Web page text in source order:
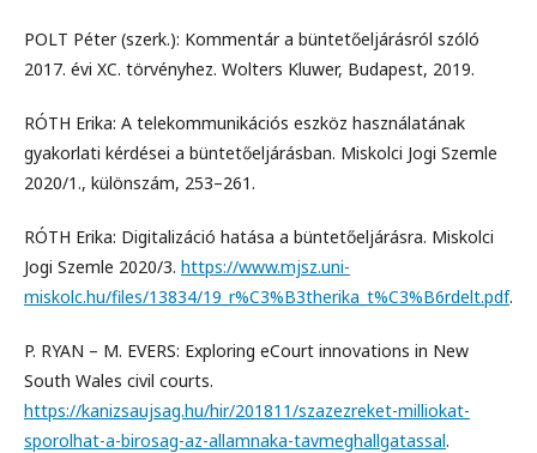
POLT Péter (szerk.): Kommentár a büntetőeljárásról szóló
2017. évi XC. törvényhez. Wolters Kluwer, Budapest, 2019.
RÓTH Erika: A telekommunikációs eszköz használatának
gyakorlati kérdései a büntetőeljárásban. Miskolci Jogi Szemle
2020/1., különszám, 253–261.
RÓTH Erika: Digitalizáció hatása a büntetőeljárásra. Miskolci
Jogi Szemle 2020/3. https://www.mjsz.uni-
miskolc.hu/files/13834/19_r%C3%B3therika_t%C3%B6rdelt.pdf.
P. RYAN – M. EVERS: Exploring eCourt innovations in New
South Wales civil courts.
https://kanizsaujsag.hu/hir/201811/szazezreket-milliokat-
sporolhat-a-birosag-az-allamnaka-tavmeghallgatassal.